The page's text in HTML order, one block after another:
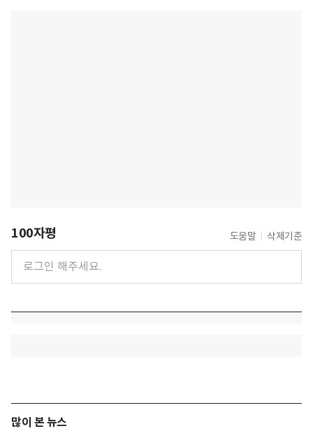
100자평 도움말 삭제기준
많이 본 뉴스